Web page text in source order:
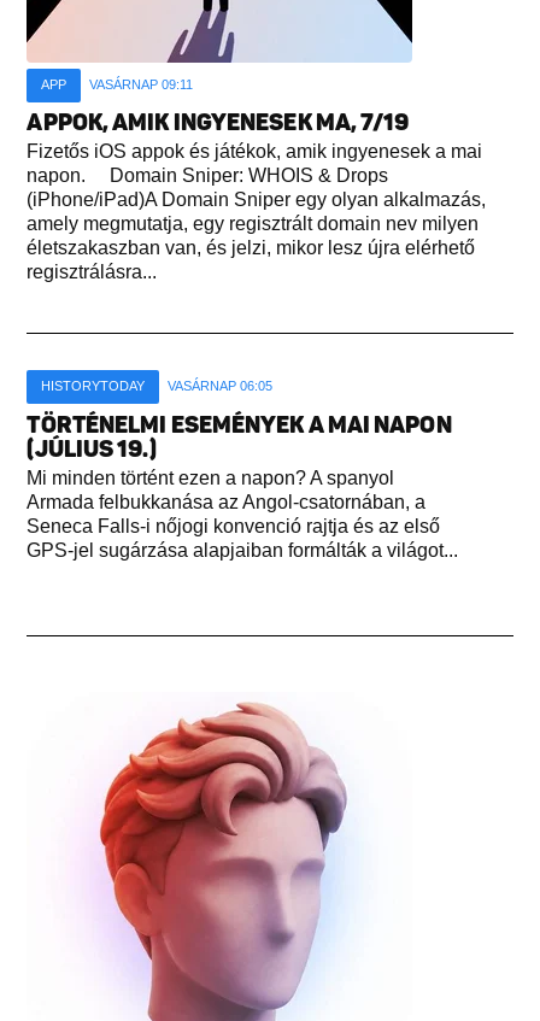
APP VASÁRNAP 09:11
APPOK, AMIK INGYENESEK MA, 7/19
Fizetős iOS appok és játékok, amik ingyenesek a mai
napon. Domain Sniper: WHOIS & Drops
(iPhone/iPad)A Domain Sniper egy olyan alkalmazás,
amely megmutatja, egy regisztrált domain nev milyen
életszakaszban van, és jelzi, mikor lesz újra elérhető
regisztrálásra...
HISTORYTODAY VASÁRNAP 06:05
TÖRTÉNELMI ESEMÉNYEK A MAI NAPON
(JÚLIUS 19.)
Mi minden történt ezen a napon? A spanyol
Armada felbukkanása az Angol-csatornában, a
Seneca Falls-i nőjogi konvenció rajtja és az első
GPS-jel sugárzása alapjaiban formálták a világot...